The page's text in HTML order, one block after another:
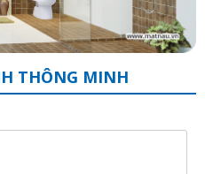
THÔNG MINH